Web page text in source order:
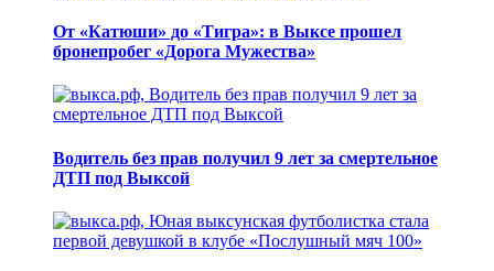
От «Катюши» до «Тигра»: в Выксе прошел
бронепробег «Дорога Мужества»
Водитель без прав получил 9 лет за смертельное
ДТП под Выксой